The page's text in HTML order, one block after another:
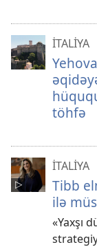
İTALİYA
töhfə
İTALİYA
Tibb
ilə
«Yaxşı